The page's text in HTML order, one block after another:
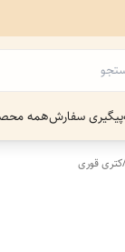
پیگیری سفارشهمه
/کتری قوری